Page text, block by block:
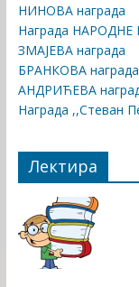
НИНОВА награда
Награда
ЗМАЈЕВА награда
БРАНКОВА награда
АНДРИЋЕВА
Награда ,,Стеван
Лектира